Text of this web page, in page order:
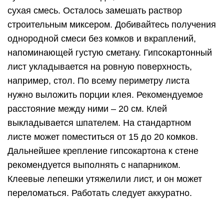
сухая смесь. Осталось замешать раствор
строительным миксером. Добивайтесь получения
однородной смеси без комков и вкраплений,
напоминающей густую сметану. Гипсокартонный
лист укладывается на ровную поверхность,
например, стол. По всему периметру листа
нужно выложить порции клея. Рекомендуемое
расстояние между ними – 20 см. Клей
выкладывается шпателем. На стандартном
листе может поместиться от 15 до 20 комков.
Дальнейшее крепление гипсокартона к стене
рекомендуется выполнять с напарником.
Клеевые лепешки утяжелили лист, и он может
переломаться. Работать следует аккуратно.